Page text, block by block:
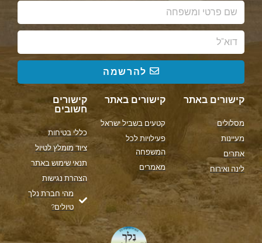
להרשמה
קישורים באתר
מסלולים
מעיינות
אתרים
לינה ואירוח
קישורים באתר
קטעים בשביל ישראל
פעילויות לכל
המשפחה
מאמרים
קישורים
חשובים
כללי בטיחות
ציוד מומלץ לטיול
תנאי שימוש באתר
הצהרת נגישות
מהי חברת נלך
טיולים?